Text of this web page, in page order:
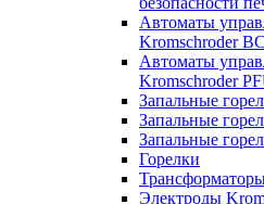
Автоматы
Kromschroder
Автоматы
Kromschroder
Запальные
Запальные
Запальные
Горелки
Электроды